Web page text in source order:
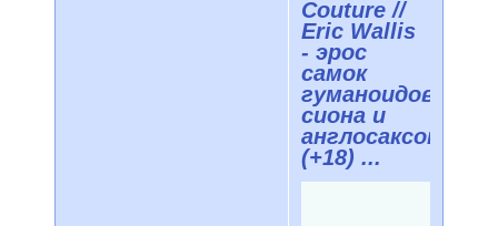
Couture //
Eric Wallis
- эрос
самок
гуманоидов
сиона и
англосаксона
(+18) ...